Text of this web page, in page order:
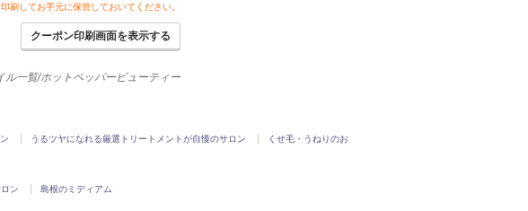
刷してお手元に保管しておいてください。
クーポン印刷画面を表示する
一覧/ホットペッパービューティー
うるツヤになれる厳選トリートメントが自慢のサロン
くせ毛・うねりのお
ン 島根のミディアム